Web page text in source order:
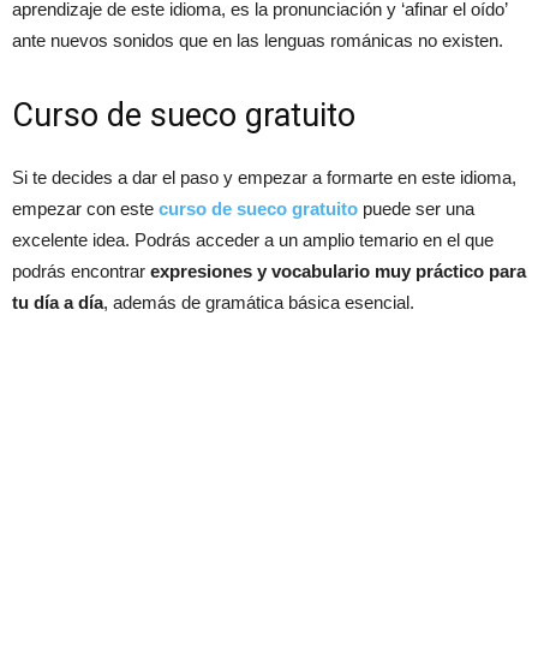
aprendizaje de este idioma, es la pronunciación y ‘afinar el oído’
ante nuevos sonidos que en las lenguas románicas no existen.
Curso de sueco gratuito
Si te decides a dar el paso y empezar a formarte en este idioma,
empezar con este curso de sueco gratuito puede ser una
excelente idea. Podrás acceder a un amplio temario en el que
podrás encontrar expresiones y vocabulario muy práctico para
tu día a día, además de gramática básica esencial.